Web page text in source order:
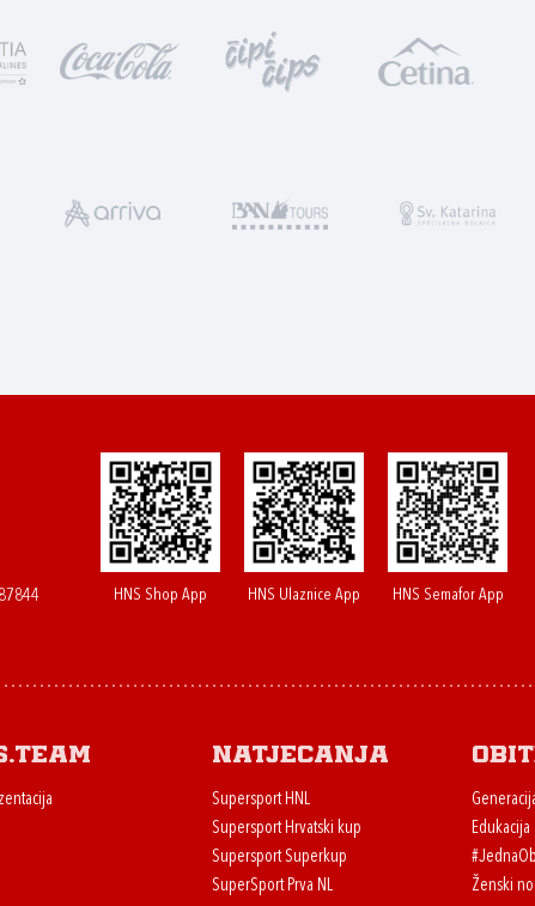
HNS Shop App HNS Ulaznice App HNS Semafor App
Natjecanja
Supersport HNL
Supersport Hrvatski kup
Supersport Superkup
SuperSport Prva NL
Edukacija
Ženski